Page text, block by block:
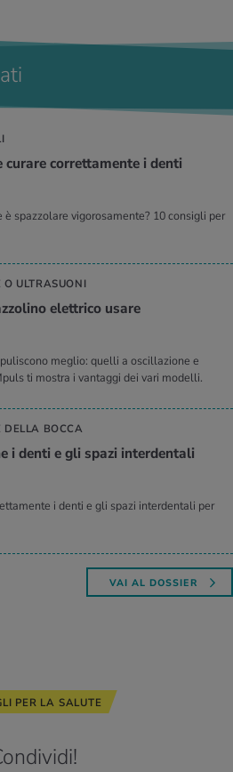
cu­ra­re cor­ret­ta­men­te i denti
spazzolare vigorosamente? 10 consigli per
O ULTRASUONI
elet­tri­co usare
meglio: quelli a oscillazione e
ti mostra i vantaggi dei vari modelli.
DELLA BOCCA
i denti e gli spazi in­ter­den­ta­li
i denti e gli spazi interdentali per
VAI AL DOSSIER
PER LA SALUTE